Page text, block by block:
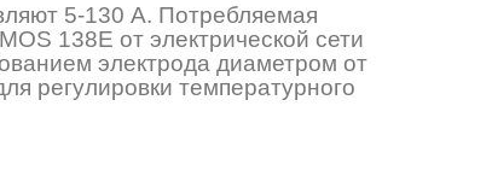
5-130 А. Потребляемая
138E от электрической сети
электрода диаметром от
регулировки температурного